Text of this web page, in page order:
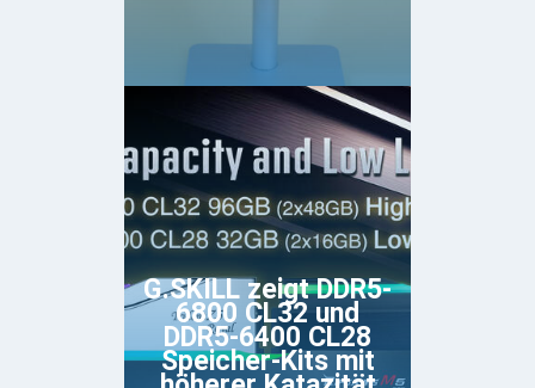
G.SKILL zeigt DDR5-
6800 CL32 und
DDR5-6400 CL28
Speicher-Kits mit